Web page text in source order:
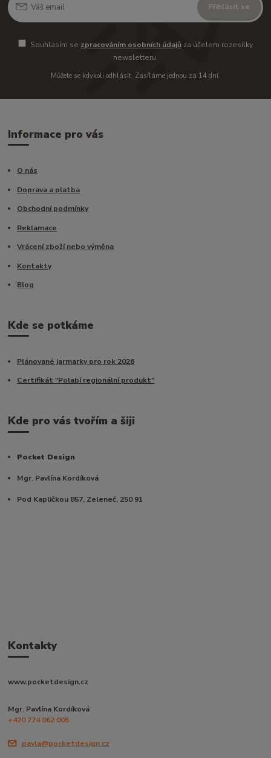
Přihlásit se
Souhlasím se zpracováním osobních údajůza účelem rozesílky
newsletteru.
Můžete se kdykoli odhlásit. Zasíláme jednou za 14 dní.
Informace pro vás
O nás
Doprava a platba
Obchodní podmínky
Reklamace
Vrácení zboží nebo výměna
Kontakty
Blog
Kde se potkáme
Plánované jarmarky pro rok 2026
Certifikát "Polabí regionální produkt"
Kde pro vás tvořím a šiji
Pocket Design
Mgr. Pavlína Kordíková
Pod Kapličkou 857, Zeleneč, 250 91
Kontakty
www.pocketdesign.cz
Mgr. Pavlína Kordíková
+420 774 062 005
pavla@pocketdesign.cz